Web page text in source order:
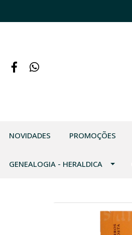
NOVIDADES PROMOÇÕES
GENEALOGIA - HERALDICA